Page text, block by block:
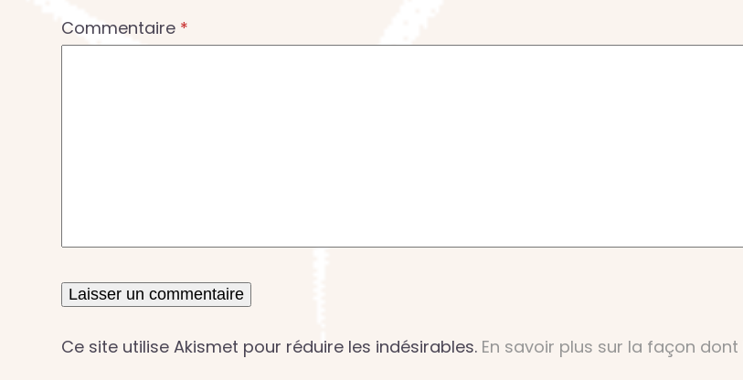
Commentaire *
Ce site utilise Akismet pour réduire les indésirables. En savoir plus sur la façon